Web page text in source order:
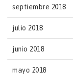
septiembre 2018
julio 2018
junio 2018
mayo 2018